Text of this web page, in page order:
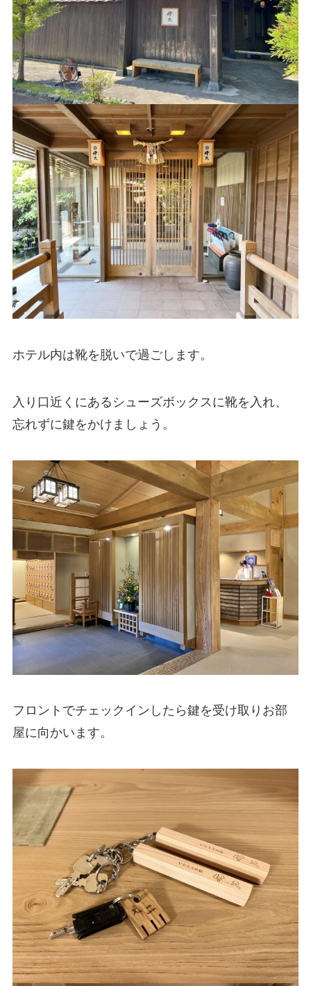
ホテル内は靴を脱いで過ごします。
入り口近くにあるシューズボックスに靴を入れ、
忘れずに鍵をかけましょう。
フロントでチェックインしたら鍵を受け取りお部
屋に向かいます。